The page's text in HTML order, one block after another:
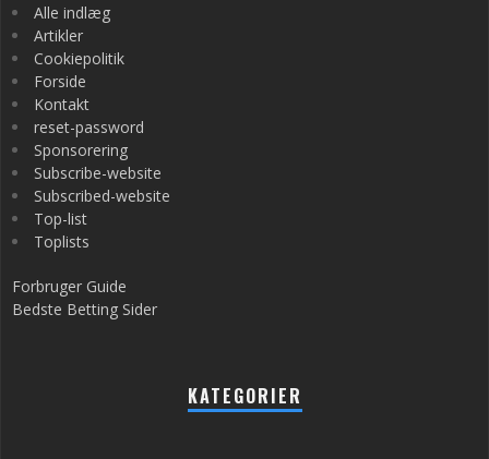
Alle indlæg
Artikler
Cookiepolitik
Forside
Kontakt
reset-password
Sponsorering
Subscribe-website
Subscribed-website
Top-list
Toplists
Forbruger Guide
Bedste Betting Sider
KATEGORIER